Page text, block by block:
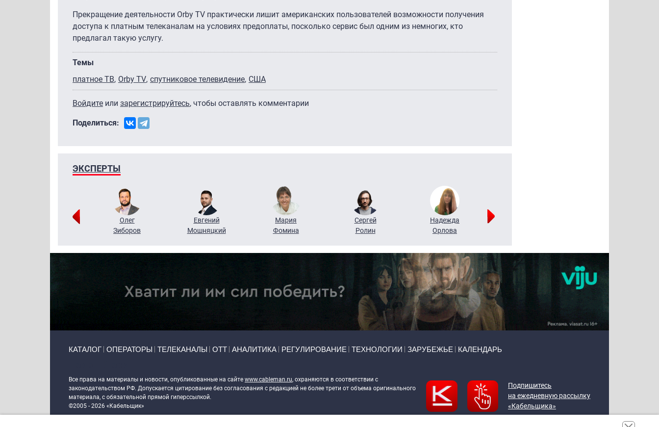
Прекращение деятельности Orby TV практически лишит американских пользователей возможности получения
доступа к платным телеканалам на условиях предоплаты, посколько сервис был одним из немногих, кто
предлагал такую услугу.
Темы
платное ТВ Orby TV спутниковое телевидение США
Войдите или зарегистрируйтесь, чтобы оставлять комментарии
Поделиться:
ЭКСПЕРТЫ
Олег
Зиборов
Евгений
Мошняцкий
Мария
Фомина
Сергей
Ролин
Надежда
Орлова
КАТАЛОГ ОПЕРАТОРЫ ТЕЛЕКАНАЛЫ ОТТ АНАЛИТИКА РЕГУЛИРОВАНИЕ ТЕХНОЛОГИИ ЗАРУБЕЖЬЕ КАЛЕНДАРЬ
Все права на материалы и новости, опубликованные на сайте www.cableman.ru, охраняются в соответствии с
законодательством РФ. Допускается цитирование без согласования с редакцией не более трети от объема оригинального
материала, с обязательной прямой гиперссылкой.
©2005 - 2026 «Кабельщик»
Подпишитесь
на ежедневную рассылку
«Кабельщика»